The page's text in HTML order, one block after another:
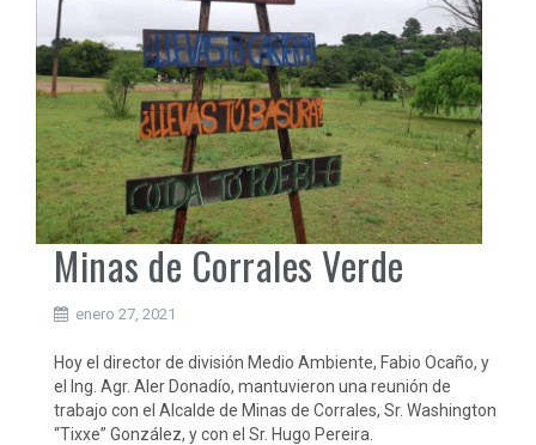
Minas de Corrales Verde
enero 27, 2021
Hoy el director de división Medio Ambiente, Fabio Ocaño, y
el Ing. Agr. Aler Donadío, mantuvieron una reunión de
trabajo con el Alcalde de Minas de Corrales, Sr. Washington
“Tixxe” González, y con el Sr. Hugo Pereira.